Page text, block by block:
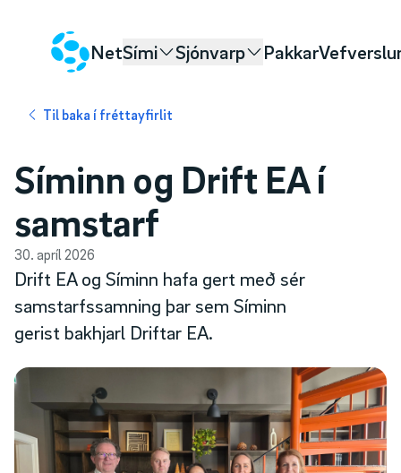
NetSími Sjónvarp Pakkar
Til baka í fréttayfirlit
Síminn og Drift EA í
samstarf
30. apríl 2026
Drift EA og Síminn hafa gert með sér
samstarfssamning þar sem Síminn
gerist bakhjarl Driftar EA.